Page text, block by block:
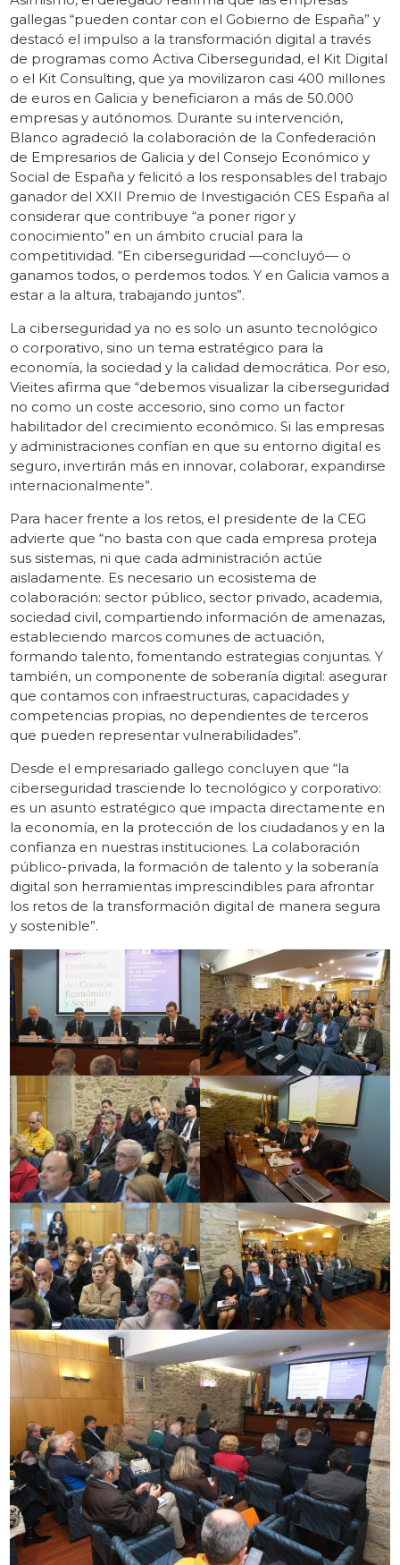
gallegas “pueden contar con el Gobierno de España” y
destacó el impulso a la transformación digital a través
de programas como Activa Ciberseguridad, el Kit Digital
o el Kit Consulting, que ya movilizaron casi 400 millones
de euros en Galicia y beneficiaron a más de 50.000
empresas y autónomos. Durante su intervención,
Blanco agradeció la colaboración de la Confederación
de Empresarios de Galicia y del Consejo Económico y
Social de España y felicitó a los responsables del trabajo
ganador del XXII Premio de Investigación CES España al
considerar que contribuye “a poner rigor y
conocimiento” en un ámbito crucial para la
competitividad. “En ciberseguridad —concluyó— o
ganamos todos, o perdemos todos. Y en Galicia vamos a
estar a la altura, trabajando juntos”.
La ciberseguridad ya no es solo un asunto tecnológico
o corporativo, sino un tema estratégico para la
economía, la sociedad y la calidad democrática. Por eso,
Vieites afirma que “debemos visualizar la ciberseguridad
no como un coste accesorio, sino como un factor
habilitador del crecimiento económico. Si las empresas
y administraciones confían en que su entorno digital es
seguro, invertirán más en innovar, colaborar, expandirse
internacionalmente”.
Para hacer frente a los retos, el presidente de la CEG
advierte que “no basta con que cada empresa proteja
sus sistemas, ni que cada administración actúe
aisladamente. Es necesario un ecosistema de
colaboración: sector público, sector privado, academia,
sociedad civil, compartiendo información de amenazas,
estableciendo marcos comunes de actuación,
formando talento, fomentando estrategias conjuntas. Y
también, un componente de soberanía digital: asegurar
que contamos con infraestructuras, capacidades y
competencias propias, no dependientes de terceros
que pueden representar vulnerabilidades”.
Desde el empresariado gallego concluyen que “la
ciberseguridad trasciende lo tecnológico y corporativo:
es un asunto estratégico que impacta directamente en
la economía, en la protección de los ciudadanos y en la
confianza en nuestras instituciones. La colaboración
público-privada, la formación de talento y la soberanía
digital son herramientas imprescindibles para afrontar
los retos de la transformación digital de manera segura
y sostenible”.